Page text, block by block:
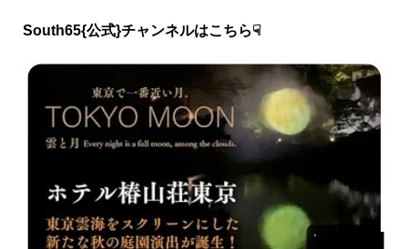
South65{公式}チャンネルはこちら☟